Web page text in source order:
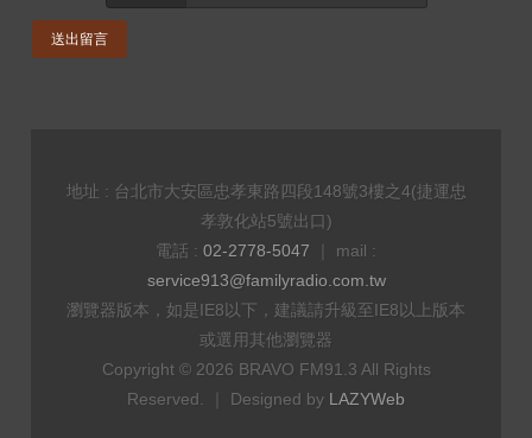
送出留言
地址 : 台北市大安區忠孝東路四段148號3樓之4(捷運忠
孝敦化站5號出口)
電話 : 02-2778-5047 ｜ mail :
service913@familyradio.com.tw
瀏覽器版本，如是IE8以下，建議請升級至IE8以上版本
或選用其他瀏覽器
Copyright © 2026 BRAVO FM91.3 All Rights
Reserved. ｜ Designed by LAZYWeb